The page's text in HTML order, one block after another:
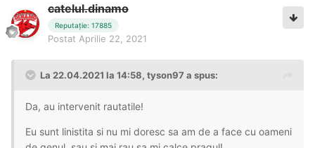
catelul.dinamo
Reputație: 17885
Postat Aprilie 22, 2021
La 22.04.2021 la 14:58, tyson97 a spus:
Da, au intervenit rautatile!
Eu sunt linistita si nu mi doresc sa am de a face cu oameni